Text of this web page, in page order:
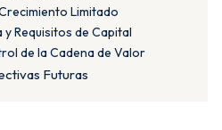
Limitado
y Requisitos de Capital
de la Cadena de Valor
Futuras